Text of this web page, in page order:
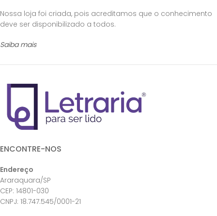
Nossa loja foi criada, pois acreditamos que o conhecimento
deve ser disponibilizado a todos.
Saiba mais
ENCONTRE-NOS
Endereço
Araraquara/SP
CEP: 14801-030
CNPJ: 18.747.545/0001-21